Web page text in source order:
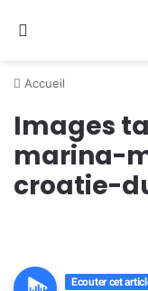
Accueil
Images
marina-
croatie-
Ecouter cet